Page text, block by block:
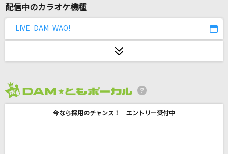
エンゼルシーク
あいつら全員同窓会
メバージョン)
配信中のカラオケ機種
LIVE DAM WAO!
今なら採用のチャンス！ エントリー受付中